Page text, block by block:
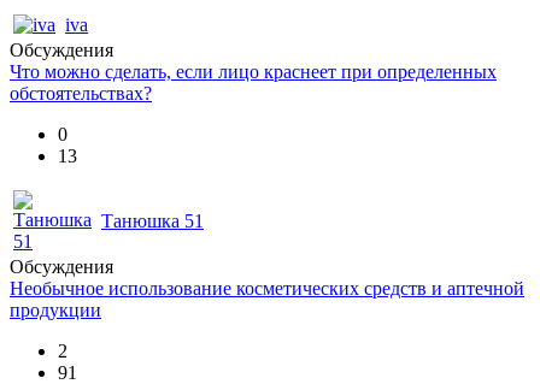
iva
Обсуждения
Что можно сделать, если лицо краснеет при определенных
обстоятельствах?
0
13
Танюшка 51
Обсуждения
Необычное использование косметических средств и аптечной
продукции
2
91